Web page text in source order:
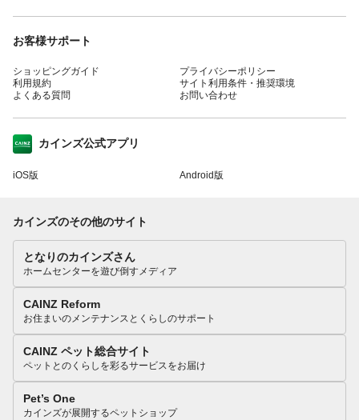
お客様サポート
ショッピングガイド
利用規約
よくある質問
プライバシーポリシー
サイト利用条件・推奨環境
お問い合わせ
カインズ公式アプリ
iOS版 Android版
カインズのその他のサイト
となりのカインズさん
ホームセンターを遊び倒すメディア
CAINZ Reform
お住まいのメンテナンスとくらしのサポート
CAINZ ペット総合サイト
ペットとのくらしを彩るサービスをお届け
Pet’s One
カインズが展開するペットショップ